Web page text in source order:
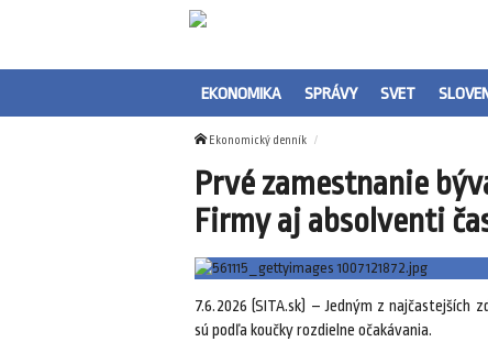
EKONOMIKA SPRÁVY SVET
Ekonomický denník
Prvé zamestnanie
Firmy aj absolventi
7.6.2026 (SITA.sk) – Jedným z
sú podľa koučky rozdielne očakávania.